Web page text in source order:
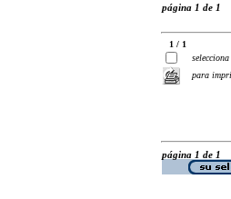
página 1 de 1
1 / 1
selecciona
para
página 1 de 1